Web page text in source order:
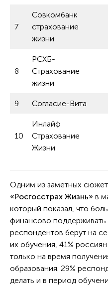
7
Совкомбанк
страхование
жизни
8
РСХБ-
Страхование
жизни
9 Согласие-Вита
10
Инлайф
Страхование
Жизни
Одним из заметных
«Росгосстрах Жизнь» в
который показал, что
финансово поддерживать
респондентов берут на
их обучения, 41%
только на время
образования. 29%
делать и в период